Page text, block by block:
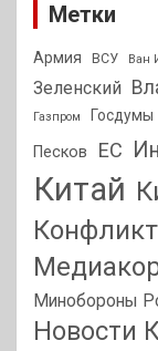
Метки
Армия ВСУ Ван
Зеленский
Газпром Госдумы
Песков
ЕС
Китай
Минобороны
Новости